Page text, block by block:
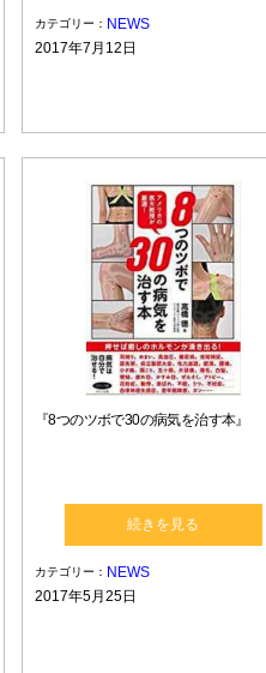
カテゴリー： NEWS
2017年7月12日
『8つのツボで30の病気を治す本』
続きを見る
カテゴリー： NEWS
2017年5月25日